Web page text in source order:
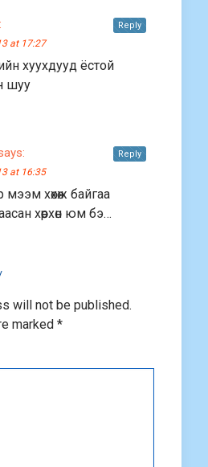
at 17:27
хуухдууд ёстой
шуу
Reply
at 16:35
мээм хөхөж байгаа
хөөрхөн юм бэ…
Reply
will not be published.
marked *